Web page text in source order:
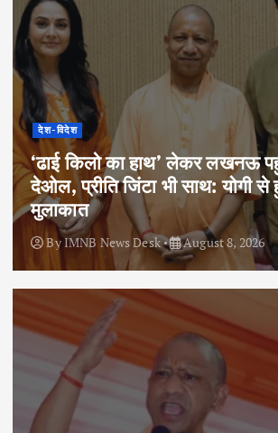
देश-विदेश
‘ढाई किलो का हाथ’ लेकर लखनऊ
देओल, प्रीति जिंटा भी साथ: योगी
मुलाकात
ByIMNB News Desk August 8, 2026